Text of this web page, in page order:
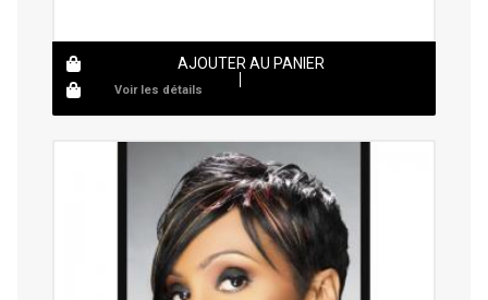
AJOUTER AU PANIER
Voir les détails